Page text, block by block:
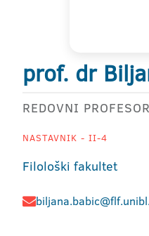
prof. dr
REDOVNI PROFESOR
NASTAVNIK - II-4
Filološki fakultet